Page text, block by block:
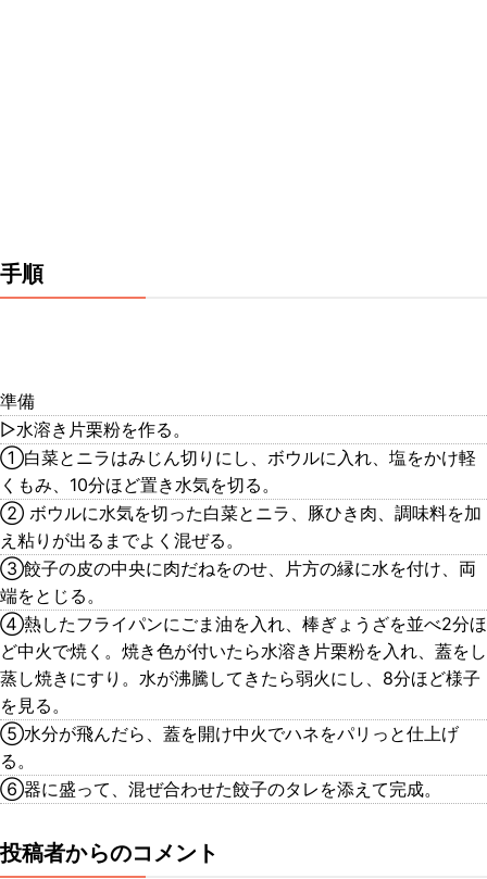
手順
準備
▷水溶き片栗粉を作る。
①白菜とニラはみじん切りにし、ボウルに入れ、塩をかけ軽
くもみ、10分ほど置き水気を切る。
② ボウルに水気を切った白菜とニラ、豚ひき肉、調味料を加
え粘りが出るまでよく混ぜる。
③餃子の皮の中央に肉だねをのせ、片方の縁に水を付け、両
端をとじる。
④熱したフライパンにごま油を入れ、棒ぎょうざを並べ2分ほ
ど中火で焼く。焼き色が付いたら水溶き片栗粉を入れ、蓋をし
蒸し焼きにすり。水が沸騰してきたら弱火にし、8分ほど様子
を見る。
⑤水分が飛んだら、蓋を開け中火でハネをパリっと仕上げ
る。
⑥器に盛って、混ぜ合わせた餃子のタレを添えて完成。
投稿者からのコメント